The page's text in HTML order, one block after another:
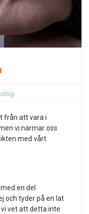
från att vara i
vi närmar oss
med vårt
en del
och tyder på en lat
vet att detta inte